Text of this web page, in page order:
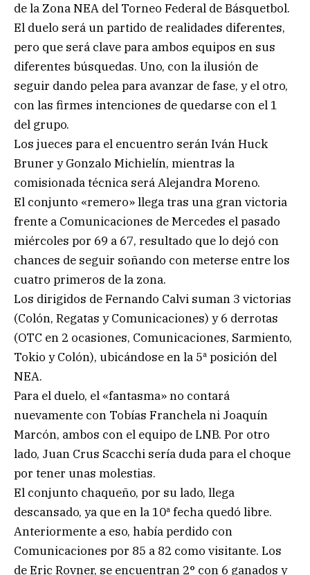
de la Zona NEA del Torneo Federal de Básquetbol.
El duelo será un partido de realidades diferentes,
pero que será clave para ambos equipos en sus
diferentes búsquedas. Uno, con la ilusión de
seguir dando pelea para avanzar de fase, y el otro,
con las firmes intenciones de quedarse con el 1
del grupo.
Los jueces para el encuentro serán Iván Huck
Bruner y Gonzalo Michielín, mientras la
comisionada técnica será Alejandra Moreno.
El conjunto «remero» llega tras una gran victoria
frente a Comunicaciones de Mercedes el pasado
miércoles por 69 a 67, resultado que lo dejó con
chances de seguir soñando con meterse entre los
cuatro primeros de la zona.
Los dirigidos de Fernando Calvi suman 3 victorias
(Colón, Regatas y Comunicaciones) y 6 derrotas
(OTC en 2 ocasiones, Comunicaciones, Sarmiento,
Tokio y Colón), ubicándose en la 5ª posición del
NEA.
Para el duelo, el «fantasma» no contará
nuevamente con Tobías Franchela ni Joaquín
Marcón, ambos con el equipo de LNB. Por otro
lado, Juan Crus Scacchi sería duda para el choque
por tener unas molestias.
El conjunto chaqueño, por su lado, llega
descansado, ya que en la 10ª fecha quedó libre.
Anteriormente a eso, había perdido con
Comunicaciones por 85 a 82 como visitante. Los
de Eric Rovner, se encuentran 2° con 6 ganados y